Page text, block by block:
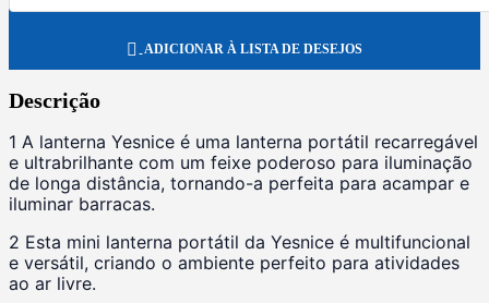
ADICIONAR À LISTA DE DESEJOS
Descrição
1 A lanterna Yesnice é uma lanterna portátil recarregável
e ultrabrilhante com um feixe poderoso para iluminação
de longa distância, tornando-a perfeita para acampar e
iluminar barracas.
2 Esta mini lanterna portátil da Yesnice é multifuncional
e versátil, criando o ambiente perfeito para atividades
ao ar livre.